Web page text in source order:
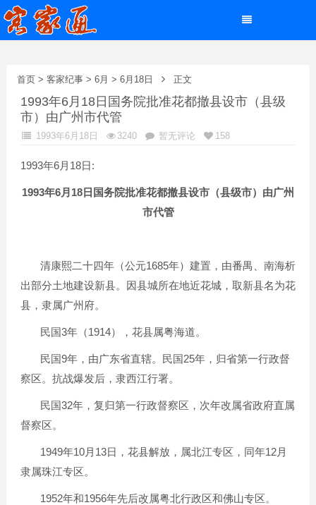
首页> 客家纪事> 6月 > 6月18日 正文
1993年6月18日国务院批准花都撤县设市（县级
市）由广州市代管
1993年6月18日 3240 暂无评论 158
1993年6月18日:
1993年6月 18 日国务院批准花都撤县设市（县级市）由广州
市代管
清康熙二十四年（公元1685年）建置，由番禺、南海析
出部分土地建设新县。因县城所在地近花城，取新县名为花
县，隶属广州府。
民国3年（1914），花县属粤海道。
民国9年，由广东省直辖。民国 25年，归省第一行政督
察区。抗战爆发后，隶西江行署。
民国32年，复归第一行政督察区，次年改属省政府直属
督察区。
1949年10月 13日，花县解放，属北江专区，同年12月
隶属珠江专区。
1952年和1956年先后改属粤北行政区和佛山专区。